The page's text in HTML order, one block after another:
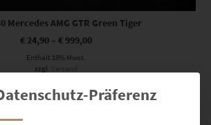
Mercedes AMG GTR Green Tiger
€ 24,90 – € 999,00
Enthält 19% Mwst.
zzgl. Versand
Präferenz